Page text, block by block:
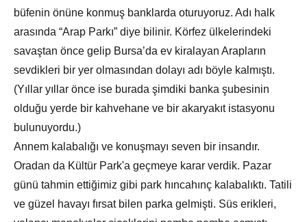
büfenin önüne konmuş banklarda oturuyoruz. Adı halk
arasında “Arap Parkı” diye bilinir. Körfez ülkelerindeki
savaştan önce gelip Bursa’da ev kiralayan Arapların
sevdikleri bir yer olmasından dolayı adı böyle kalmıştı.
(Yıllar yıllar önce ise burada şimdiki banka şubesinin
olduğu yerde bir kahvehane ve bir akaryakıt istasyonu
bulunuyordu.)
Annem kalabalığı ve konuşmayı seven bir insandır.
Oradan da Kültür Park'a geçmeye karar verdik. Pazar
günü tahmin ettiğimiz gibi park hıncahınç kalabalıktı. Tatili
ve güzel havayı fırsat bilen parka gelmişti. Süs erikleri,